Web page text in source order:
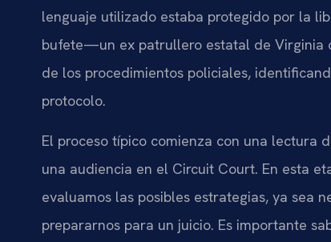
lenguaje utilizado estaba protegido por la
bufete—un ex patrullero estatal de Virginia
de los procedimientos policiales,
protocolo.
El proceso típico comienza con una lectura
una audiencia en el Circuit Court. En esta
evaluamos las posibles estrategias, ya sea
prepararnos para un juicio. Es importante